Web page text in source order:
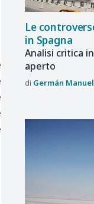
Le
in Spagna
Analisi critica
aperto
Germán Manuel